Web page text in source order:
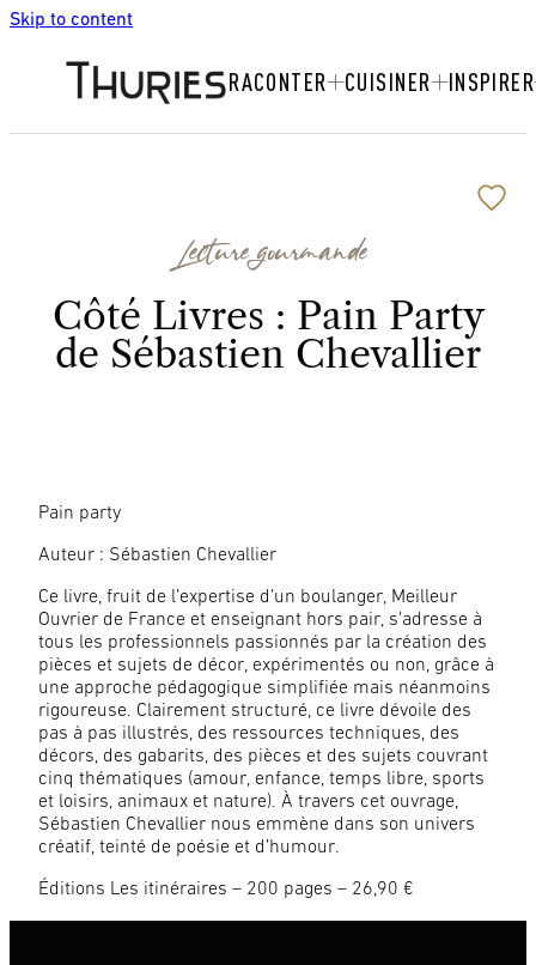
Skip to content
RACONTER CUISINER INSPIRER
Lecture gourmande
Côté Livres : Pain Party
de Sébastien Chevallier
Pain party
Auteur : Sébastien Chevallier
Ce livre, fruit de l’expertise d’un boulanger, Meilleur
Ouvrier de France et enseignant hors pair, s’adresse à
tous les professionnels passionnés par la création des
pièces et sujets de décor, expérimentés ou non, grâce à
une approche pédagogique simplifiée mais néanmoins
rigoureuse. Clairement structuré, ce livre dévoile des
pas à pas illustrés, des ressources techniques, des
décors, des gabarits, des pièces et des sujets couvrant
cinq thématiques (amour, enfance, temps libre, sports
et loisirs, animaux et nature). À travers cet ouvrage,
Sébastien Chevallier nous emmène dans son univers
créatif, teinté de poésie et d’humour.
Éditions Les itinéraires – 200 pages – 26,90 €